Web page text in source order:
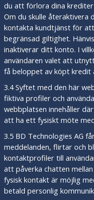
du att förlora dina
Om du skulle
kontakta kundtjänst för
begränsad giltighet.
inaktiverar ditt konto. I
användaren valet att
få beloppet av köpt kredit
3.4 Syftet med den här
fiktiva profiler och
webbplatsen innehåller
att ha ett fysiskt möte
3.5 BD Technologies AG
meddelanden, flirtar och
kontaktprofiler till
att påverka chatten
fysisk kontakt är möjlig
betald personlig